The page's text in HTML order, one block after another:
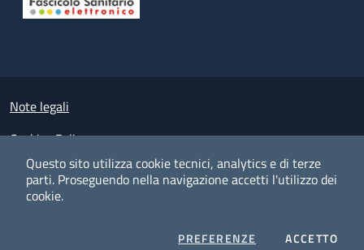
Questo sito utilizza cookie tecnici, analytics e di terze
parti. Proseguendo nella navigazione accetti l'utilizzo dei
cookie.
PREFERENZE COOKIESACCETTOI
Small prints
Note legali
Cookies Policy
Policy privacy e protezione del dato personale
Albo pretorio on-line